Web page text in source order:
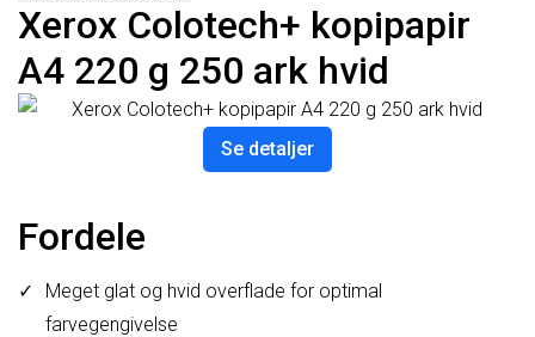
Xerox Colotech+ kopipapir
A4 220 g 250 ark hvid
Fordele
Meget glat og hvid overflade for optimal
farvegengivelse
Se detaljer